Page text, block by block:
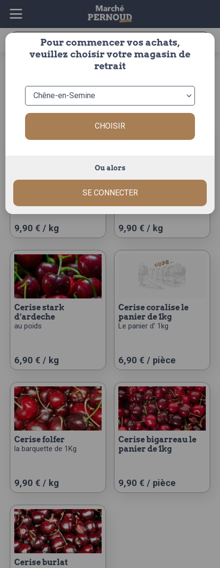
Recherche
Pour commencer vos achats,
veuillez choisir votre magasin de
retrait
CHOISIR
Ou alors
SE CONNECTER
fruits & légumes > fruits
Trier par :
9,90 € / kg
Ce
produit
a
plusieurs
variations.
Les
options
peuvent
être
choisies
page
produit
au poids
9,90 € / kg
Ce
produit
a
variations.
peuvent
être
choisies
page
produit
cerise stark
d’ardeche
au poids
6,90 € / kg
Ce
produit
a
plusieurs
variations.
Les
options
peuvent
être
la
page
du
produit
cerise coralise le
panier de 1kg
Le panier d' 1kg
6,90 € / pièce
cerise folfer
la barquette de 1Kg
9,90 € / kg
Ce
produit
a
plusieurs
variations.
Les
options
peuvent
cerise bigarreau le
panier de 1kg
9,90 € / pièce
cerise burlat